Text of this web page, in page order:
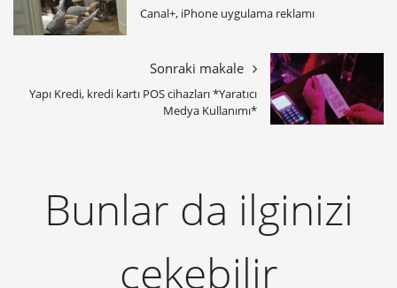
Canal+, iPhone uygulama reklamı
Sonraki makale
Yapı Kredi, kredi kartı POS cihazları *Yaratıcı
Medya Kullanımı*
Bunlar da ilginizi
çekebilir